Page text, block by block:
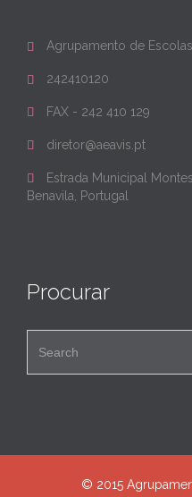
 Agrupamento de
 242410120
 FAX - 242 410 129
 diretor@aeavis.pt

Estrada Municipal
Benavila, Portugal
Procurar
© 2015